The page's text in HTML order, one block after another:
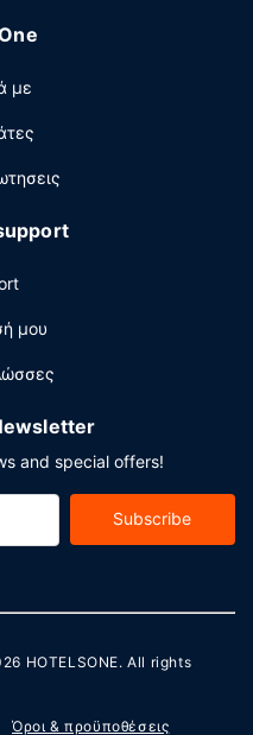
με
μου
and special offers!
Subscribe
HOTELSONE. All rights
Όροι & προϋποθέσεις